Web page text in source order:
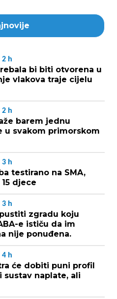
2 h
bi biti otvorena u
vlakova traje cijelu
2 h
barem jednu
u svakom primorskom
3 h
testirano na SMA,
djece
3 h
zgradu koju
e ističu da im
nije ponuđena.
4 h
će dobiti puni profil
sustav naplate, ali